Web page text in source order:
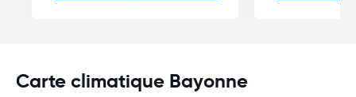
Carte climatique Bayonne